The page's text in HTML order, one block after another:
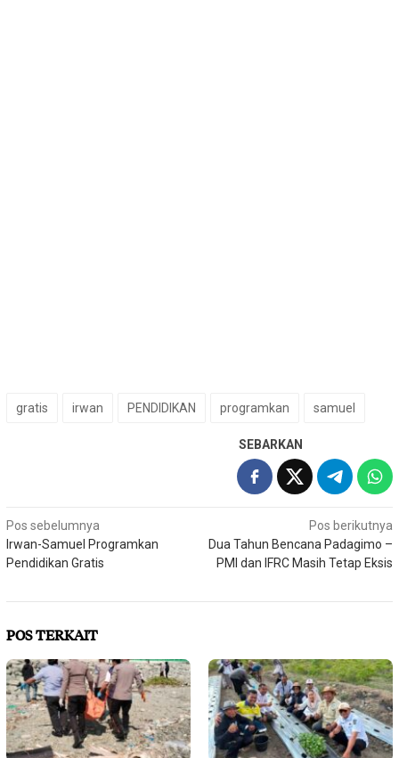
gratis irwan PENDIDIKAN programkan samuel
SEBARKAN
Navigasi
pos
Pos sebelumnya
Irwan-Samuel Programkan
Pendidikan Gratis
Pos berikutnya
Dua Tahun Bencana Padagimo –
PMI dan IFRC Masih Tetap Eksis
POS TERKAIT